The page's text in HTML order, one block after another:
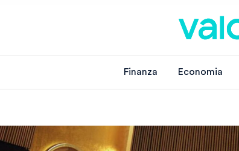
Finanza Economia